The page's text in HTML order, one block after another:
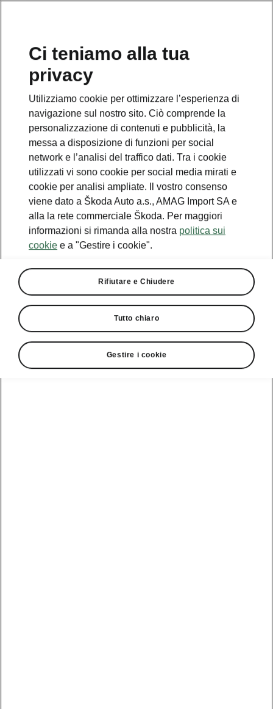
Ci teniamo alla tua
privacy
Utilizziamo cookie per ottimizzare l’esperienza di
navigazione sul nostro sito. Ciò comprende la
personalizzazione di contenuti e pubblicità, la
messa a disposizione di funzioni per social
network e l’analisi del traffico dati. Tra i cookie
utilizzati vi sono cookie per social media mirati e
cookie per analisi ampliate. Il vostro consenso
viene dato a Škoda Auto a.s., AMAG Import SA e
alla la rete commerciale Škoda. Per maggiori
informazioni si rimanda alla nostra politica sui
cookie e a "Gestire i cookie".
Rifiutare e Chiudere
Tutto chiaro
Gestire i cookie